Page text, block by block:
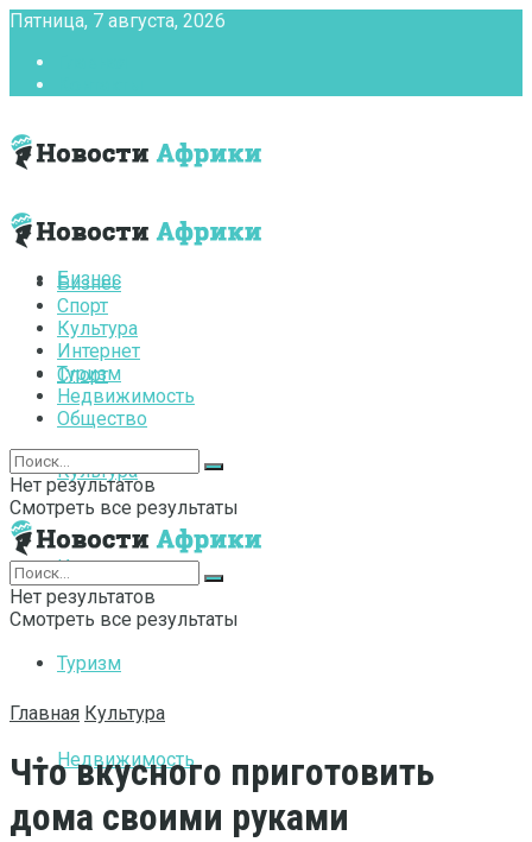
Пятница, 7 августа, 2026
Бизнес
Спорт
Культура
Интернет
Туризм
Недвижимость
Бизнес
Спорт
Культура
Интернет
Туризм
Недвижимость
Общество
Нет результатов
Смотреть все результаты
Нет результатов
Смотреть все результаты
Главная Культура
Что вкусного приготовить
дома своими руками